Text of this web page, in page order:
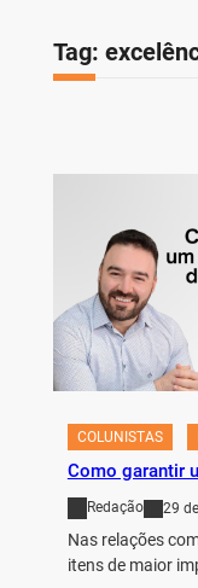
Tag:
COLUNISTAS
Como garantir
Redação 29
Nas relações
itens de maior